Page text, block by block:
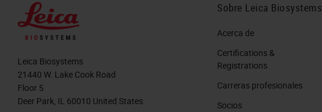
Leica Biosystems
21440 W. Lake Cook Road
Floor 5
Deer Park, IL 60010 United States
Sobre Leica Biosystems
Acerca de
Certifications &
Registrations
Carreras profesionales
Socios